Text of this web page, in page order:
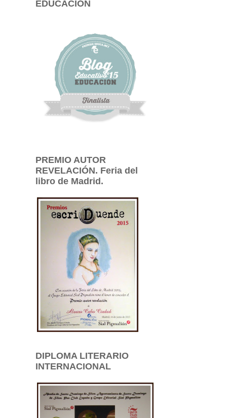
EDUCACIÓN
PREMIO AUTOR
REVELACIÓN. Feria del
libro de Madrid.
DIPLOMA LITERARIO
INTERNACIONAL